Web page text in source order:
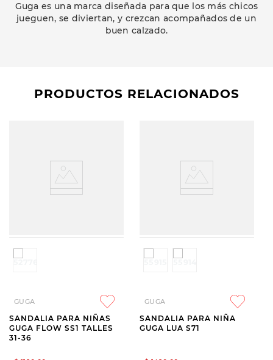
Guga es una marca diseñada para que los más chicos
jueguen, se diviertan, y crezcan acompañados de un
buen calzado.
PRODUCTOS RELACIONADOS
GUGA
SANDALIA PARA NIÑAS
GUGA FLOW SS1 TALLES
31-36
GUGA
SANDALIA PARA NIÑA
GUGA LUA S71